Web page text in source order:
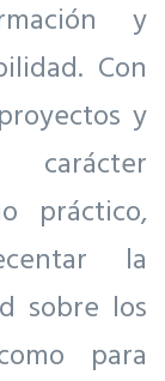
y
Con
y
práctico,
la
sobre los
para